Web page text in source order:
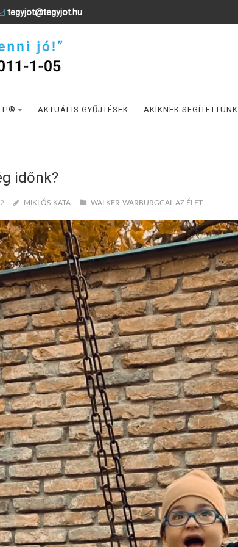
tegyjot@tegyjot.hu
AKTUÁLIS GYŰJTÉSEK AKIKNEK SEGÍTETTÜNK
időnk?
MIKLÓS KATA WALKER-WARBURGGAL AZ ÉLET